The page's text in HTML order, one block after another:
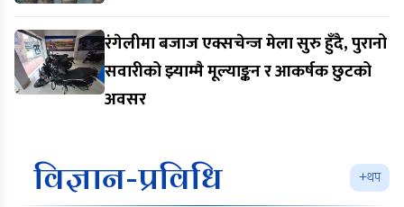
रंगेलीमा बजाज एक्सचेन्ज मेला सुरु हुँदै, पुरानो
सवारीको झ्याम्मै मूल्याङ्कन र आकर्षक छुटको
अवसर
विज्ञान-प्रविधि +थप